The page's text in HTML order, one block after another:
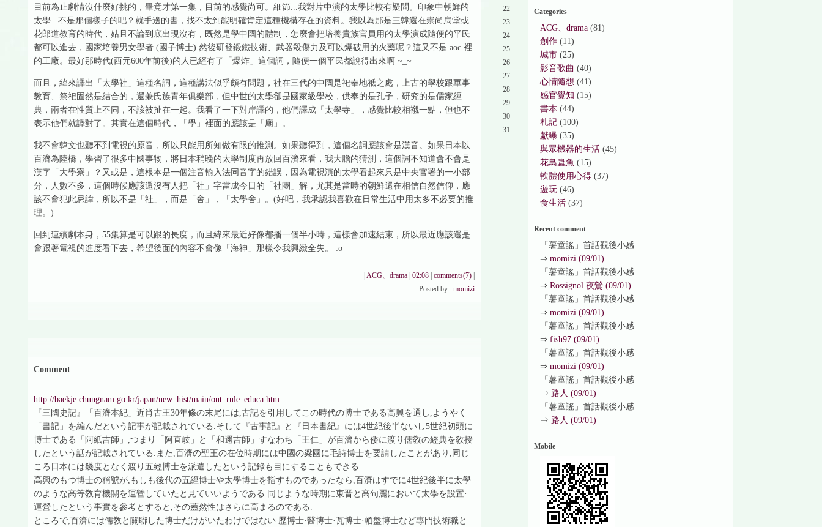
目前為止劇情沒什麼好挑的，畢竟才第一集，目前的感覺尚可。細節...我對片中演的太學比較有疑問。印象中朝鮮的
太學...不是那個樣子的吧？就手邊的書，找不太到能明確肯定這種機構存在的資料。我以為那是三韓還在崇尚扃堂或
花郎道教育的時代，姑且不論到底出現沒有，既然是學中國的體制，怎麼會把培養貴族官員用的太學演成隨便的平民
都可以進去，國家培養男女學者 (國子博士) 然後研發鍛鐵技術、武器殺傷力及可以爆破用的火藥呢？這又不是 aoc 裡
的工廠。最好那時代(西元600年前後)的人已經有了「爆炸」這個詞，隨便一個平民都說得出來啊 ~_~
而且，緯來譯出「太學社」這種名詞，這種講法似乎頗有問題，社在三代的中國是祀奉地祗之處，上古的學校跟軍事
教育、祭祀固然是結合的，還兼氏族青年俱樂部，但中世的太學卻是國家級學校，供奉的是孔子，研究的是儒家經
典，兩者在性質上不同，不該被扯在一起。我看了一下對岸譯的，他們譯成「太學寺」，感覺比較相襯一點，但也不
表示他們就譯對了。其實在這個時代，「學」裡面的應該是「廟」。
我不會韓文也聽不到電視的原音，所以只能用所知做有限的推測。如果聽得到，這個名詞應該會是漢音。如果日本以
百濟為陸橋，學習了很多中國事物，將日本稍晚的太學制度再放回百濟來看，我大膽的猜測，這個詞不知道會不會是
漢字「大學寮」？又或是，這根本是一個注音輸入法同音字的錯誤，因為電視演的太學看起來只是中央官署的一小部
分，人數不多，這個時候應該還沒有人把「社」字當成今日的「社團」解，尤其是當時的朝鮮還在相信自然信仰，應
該不會犯此忌諱，所以不是「社」，而是「舍」，「太學舍」。(好吧，我承認我喜歡在日常生活中用太多不必要的推
理。)
回到連續劇本身，55集算是可以跟的長度，而且緯來最近好像都播一個半小時，這樣會加速結束，所以最近應該還是
會跟著電視的進度看下去，希望後面的內容不會像「海神」那樣令我興緻全失。 :o
ACG、drama| 02:08| comments(7)|
Posted by : momizi
Comment
http://baekje.chungnam.go.kr/japan/new_hist/main/out_rule_educa.htm
『三國史記』「百濟本紀」近肖古王30年條の末尾には,古記を引用してこの時代の博士である高興を通し,ようやく
「書記」を編んだという記事が記載されている.そして『古事記』と『日本書紀』には4世紀後半ないし5世紀初頭に
博士である「阿紙吉師」,つまり「阿直岐」と「和邇吉師」すなわち「王仁」が百濟から倭に渡り儒敎の經典を敎授
したという話が記載されている.また,百濟の聖王の在位時期には中國の梁國に毛詩博士を要請したことがあり,同じ
ころ日本には幾度となく渡り五經博士を派遣したという記錄も目にすることもできる.
高興のもつ博士の稱號が,もしも後代の五經博士や太學博士を指すものであったなら,百濟はすでに4世紀後半に太學
のような高等敎育機關を運營していたと見ていいようである.同じような時期に東晋と高句麗において太學を設置·
運營したという事實を參考とすると,その蓋然性はさらに高まるのである.
ところで,百濟には儒敎と關聯した博士だけがいたわけではない.歷博士·醫博士·瓦博士·帞盤博士など專門技術職と
22
23
24
25
26
27
28
29
30
31
--
Categories
ACG、drama (81)
創作 (11)
城市 (25)
影音歌曲 (40)
心情隨想 (41)
感官覺知 (15)
書本 (44)
札記 (100)
獻曝 (35)
與眾機器的生活 (45)
花鳥蟲魚 (15)
軟體使用心得 (37)
遊玩 (46)
食生活 (37)
Recent comment
「薯童謠」首話觀後小感
⇒momizi (09/01)
「薯童謠」首話觀後小感
⇒Rossignol 夜鶯 (09/01)
「薯童謠」首話觀後小感
⇒momizi (09/01)
「薯童謠」首話觀後小感
⇒fish97 (09/01)
「薯童謠」首話觀後小感
⇒momizi (09/01)
「薯童謠」首話觀後小感
⇒ 路人 (09/01)
「薯童謠」首話觀後小感
⇒ 路人 (09/01)
Mobile